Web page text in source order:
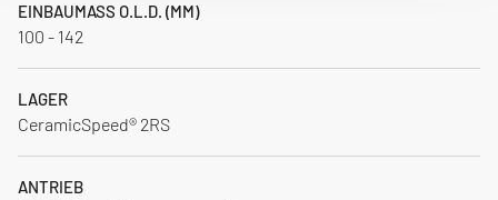
EINBAUMASS O.L.D. (MM)
100 - 142
LAGER
CeramicSpeed® 2RS
ANTRIEB